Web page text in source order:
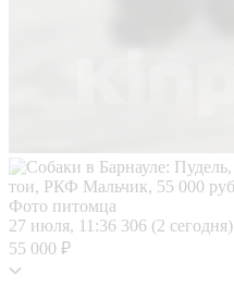
Фото питомца
27 июля, 11:36 306 (2 сегодня)
55 000 ₽